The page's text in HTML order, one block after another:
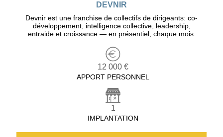
DEVNIR
Devnir est une franchise de collectifs de dirigeants: co-
développement, intelligence collective, leadership,
entraide et croissance — en présentiel, chaque mois.
12 000 €
APPORT PERSONNEL
1
IMPLANTATION